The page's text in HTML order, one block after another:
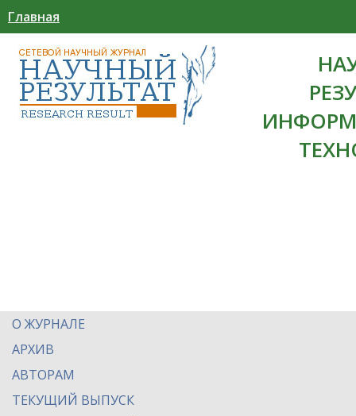
Главная
О ЖУРНАЛЕ
АРХИВ
АВТОРАМ
ТЕКУЩИЙ ВЫПУСК